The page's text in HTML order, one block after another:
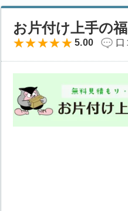
お片付け上手の
5.00
口